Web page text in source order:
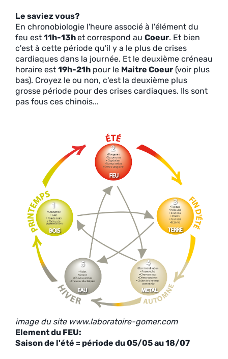
Le saviez vous?
En chronobiologie l'heure associé à l'élément du
feu est 11h-13het correspond au Coeur. Et bien
c'est à cette période qu'il y a le plus de crises
cardiaques dans la journée. Et le deuxième créneau
horaire est 19h-21h pour le Maitre Coeur (voir plus
bas). Croyez le ou non, c'est la deuxième plus
grosse période pour des crises cardiaques. Ils sont
pas fous ces chinois...
image du site www.laboratoire-gomer.com
Element du FEU:
Saison de l'été = période du 05/05 au 18/07